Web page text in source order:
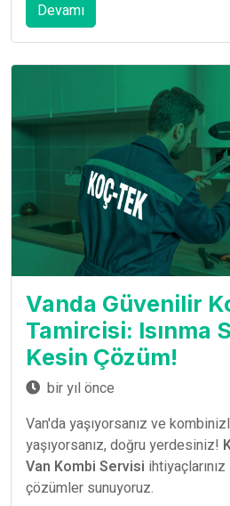
Devamı
Vanda Güvenilir
Tamircisi: Isınma
Kesin Çözüm!
bir yıl önce
Van'da yaşıyorsanız ve
yaşıyorsanız, doğru yerdesiniz!
Van Kombi Servisi
çözümler sunuyoruz.